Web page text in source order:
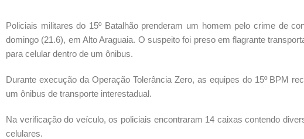
Policiais militares do 15º Batalhão prenderam um homem pelo crime de
domingo (21.6), em Alto Araguaia. O suspeito foi preso em flagrante
para celular dentro de um ônibus.
Durante execução da Operação Tolerância Zero, as equipes do 15º BPM
um ônibus de transporte interestadual.
Na verificação do veículo, os policiais encontraram 14 caixas contendo
celulares.